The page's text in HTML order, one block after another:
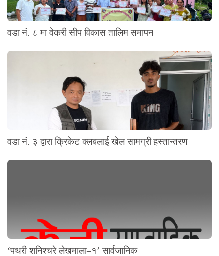
वडा नं. ८ मा वेकरी सीप विकास तालिम समापन
वडा नं. ३ द्वारा क्रिकेट क्लबलाई खेल सामग्री हस्तान्तरण
‘पथरी शनिश्चरे लेखमाला–१’ सार्वजानिक